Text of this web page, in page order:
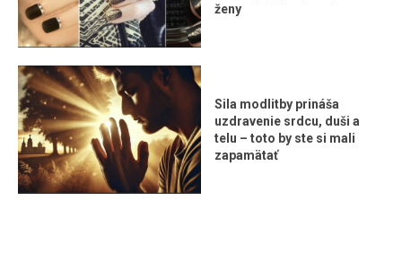
ženy
Sila modlitby prináša
uzdravenie srdcu, duši a
telu – toto by ste si mali
zapamätať